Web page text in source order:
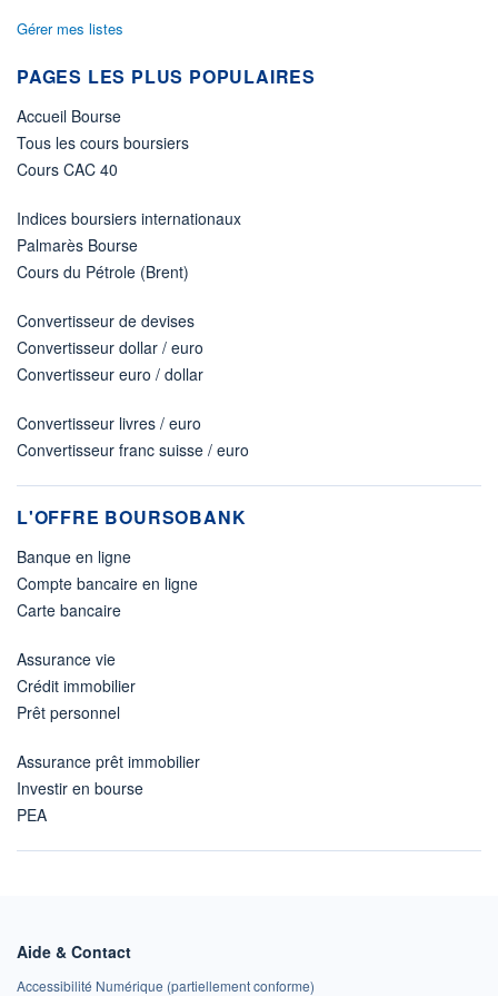
Gérer mes listes
PAGES LES PLUS POPULAIRES
Accueil Bourse
Tous les cours boursiers
Cours CAC 40
Indices boursiers internationaux
Palmarès Bourse
Cours du Pétrole (Brent)
Convertisseur de devises
Convertisseur dollar / euro
Convertisseur euro / dollar
Convertisseur livres / euro
Convertisseur franc suisse / euro
L'OFFRE BOURSOBANK
Banque en ligne
Compte bancaire en ligne
Carte bancaire
Assurance vie
Crédit immobilier
Prêt personnel
Assurance prêt immobilier
Investir en bourse
PEA
Aide & Contact
Accessibilité Numérique (partiellement conforme)